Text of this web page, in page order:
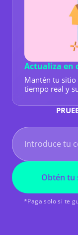
Actualiza en
Mantén tu sitio
tiempo real y
Obtén tu
*Paga solo si te